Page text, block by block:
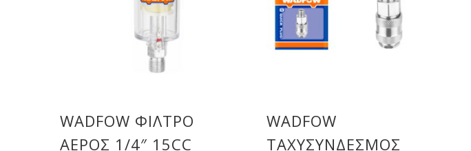
WADFOW ΦΙΛΤΡΟ
ΑΕΡΟΣ 1/4″ 15CC
WADFOW
ΤΑΧΥΣΥΝΔΕΣΜΟΣ